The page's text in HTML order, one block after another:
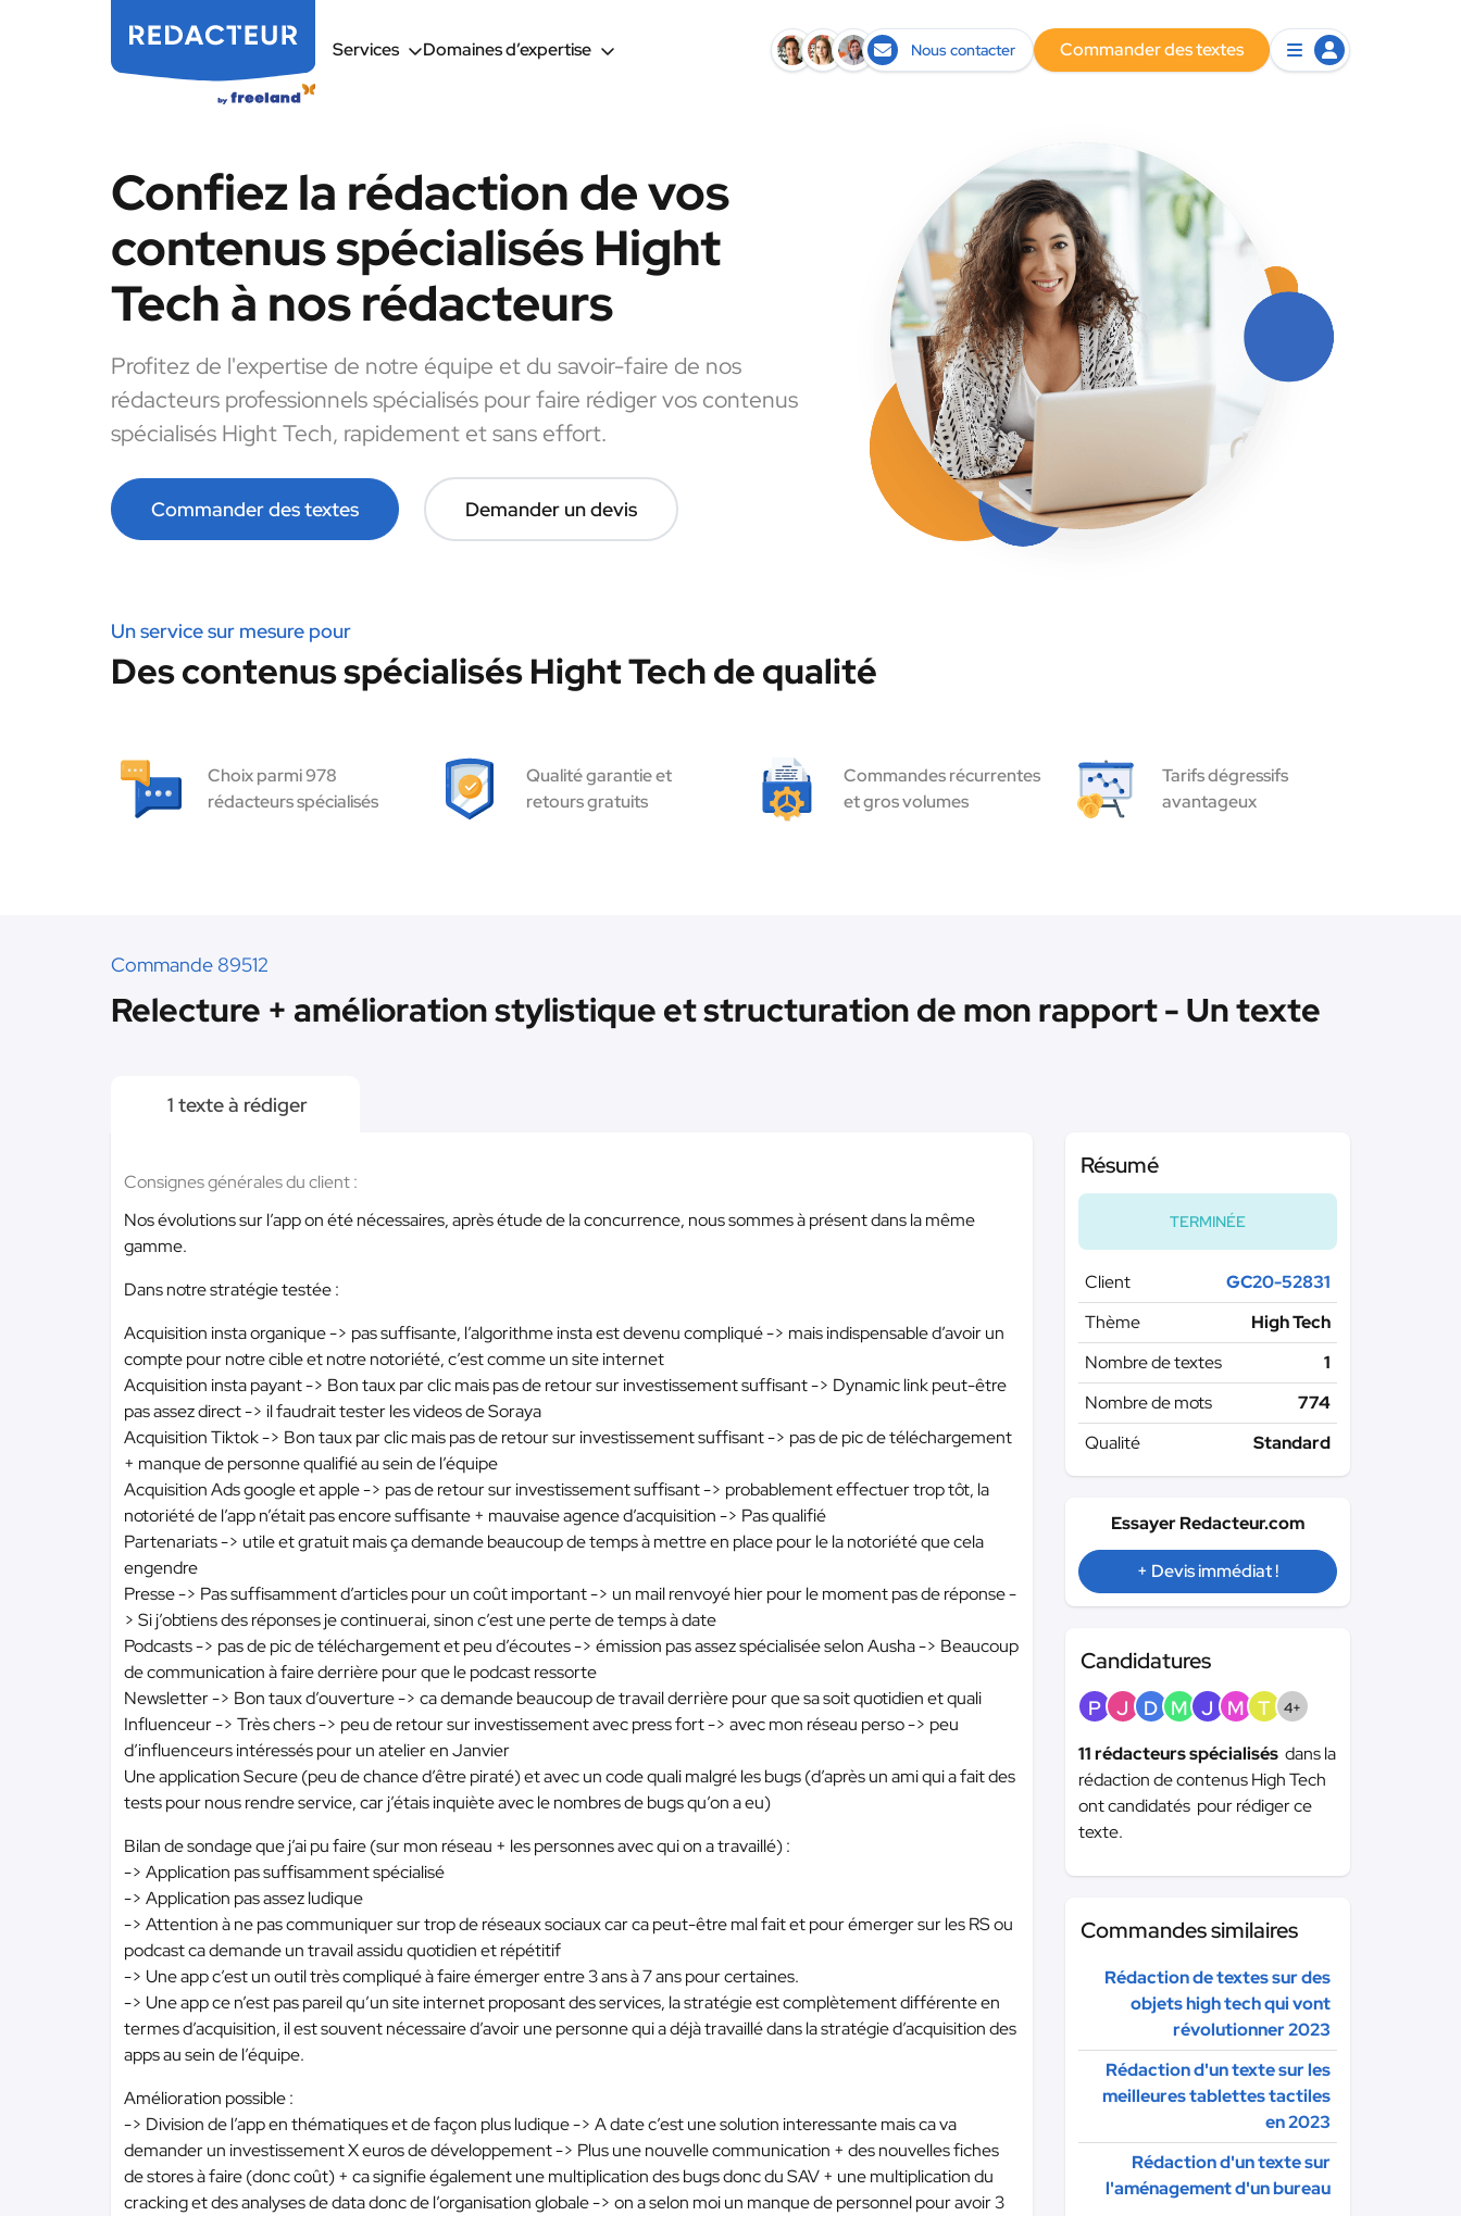
Services Domaines d’expertise Nous contacter Commander des textes
Confiez la rédaction de vos
contenus spécialisés Hight
Tech à nos rédacteurs
Profitez de l'expertise de notre équipe et du savoir-faire de nos
rédacteurs professionnels spécialisés pour faire rédiger vos contenus
spécialisés Hight Tech, rapidement et sans effort.
Commander des textes Demander un devis
Un service sur mesure pour
Des contenus spécialisés Hight Tech de qualité
Choix parmi 978
rédacteurs spécialisés
Qualité garantie et
retours gratuits
Commandes récurrentes
et gros volumes
Tarifs dégressifs
avantageux
Commande 89512
Relecture + amélioration stylistique et structuration de mon rapport - Un texte
1 texte à rédiger
Consignes générales du client :
Nos évolutions sur l’app on été nécessaires, après étude de la concurrence, nous sommes à présent dans la même
gamme.
Dans notre stratégie testée :
Acquisition insta organique -> pas suffisante, l’algorithme insta est devenu compliqué -> mais indispensable d’avoir un
compte pour notre cible et notre notoriété, c’est comme un site internet
Acquisition insta payant -> Bon taux par clic mais pas de retour sur investissement suffisant -> Dynamic link peut-être
pas assez direct -> il faudrait tester les videos de Soraya
Acquisition Tiktok -> Bon taux par clic mais pas de retour sur investissement suffisant -> pas de pic de téléchargement
+ manque de personne qualifié au sein de l’équipe
Acquisition Ads google et apple -> pas de retour sur investissement suffisant -> probablement effectuer trop tôt, la
notoriété de l’app n’était pas encore suffisante + mauvaise agence d’acquisition -> Pas qualifié
Partenariats -> utile et gratuit mais ça demande beaucoup de temps à mettre en place pour le la notoriété que cela
engendre
Presse -> Pas suffisamment d’articles pour un coût important -> un mail renvoyé hier pour le moment pas de réponse -
> Si j’obtiens des réponses je continuerai, sinon c’est une perte de temps à date
Podcasts -> pas de pic de téléchargement et peu d’écoutes -> émission pas assez spécialisée selon Ausha -> Beaucoup
de communication à faire derrière pour que le podcast ressorte
Newsletter -> Bon taux d’ouverture -> ca demande beaucoup de travail derrière pour que sa soit quotidien et quali
Influenceur -> Très chers -> peu de retour sur investissement avec press fort -> avec mon réseau perso -> peu
d’influenceurs intéressés pour un atelier en Janvier
Une application Secure (peu de chance d’être piraté) et avec un code quali malgré les bugs (d’après un ami qui a fait des
tests pour nous rendre service, car j’étais inquiète avec le nombres de bugs qu’on a eu)
Bilan de sondage que j’ai pu faire (sur mon réseau + les personnes avec qui on a travaillé) :
-> Application pas suffisamment spécialisé
-> Application pas assez ludique
-> Attention à ne pas communiquer sur trop de réseaux sociaux car ca peut-être mal fait et pour émerger sur les RS ou
podcast ca demande un travail assidu quotidien et répétitif
-> Une app c’est un outil très compliqué à faire émerger entre 3 ans à 7 ans pour certaines.
-> Une app ce n’est pas pareil qu’un site internet proposant des services, la stratégie est complètement différente en
termes d’acquisition, il est souvent nécessaire d’avoir une personne qui a déjà travaillé dans la stratégie d’acquisition des
apps au sein de l’équipe.
Amélioration possible :
-> Division de l’app en thématiques et de façon plus ludique -> A date c’est une solution interessante mais ca va
demander un investissement X euros de développement -> Plus une nouvelle communication + des nouvelles fiches
de stores à faire (donc coût) + ca signifie également une multiplication des bugs donc du SAV + une multiplication du
cracking et des analyses de data donc de l’organisation globale -> on a selon moi un manque de personnel pour avoir 3
Résumé
TERMINÉE
Client
GC20-52831
Thème
High Tech
Nombre de textes
1
Nombre de mots
774
Qualité
Standard
Essayer Redacteur.com
+ Devis immédiat !
Candidatures
P J D M J M T 4+
11 rédacteurs spécialisés dans la
rédaction de contenus High Tech
ont candidatés pour rédiger ce
texte.
Commandes similaires
Rédaction de textes sur des
objets high tech qui vont
révolutionner 2023
Rédaction d'un texte sur les
meilleures tablettes tactiles
en 2023
Rédaction d'un texte sur
l'aménagement d'un bureau